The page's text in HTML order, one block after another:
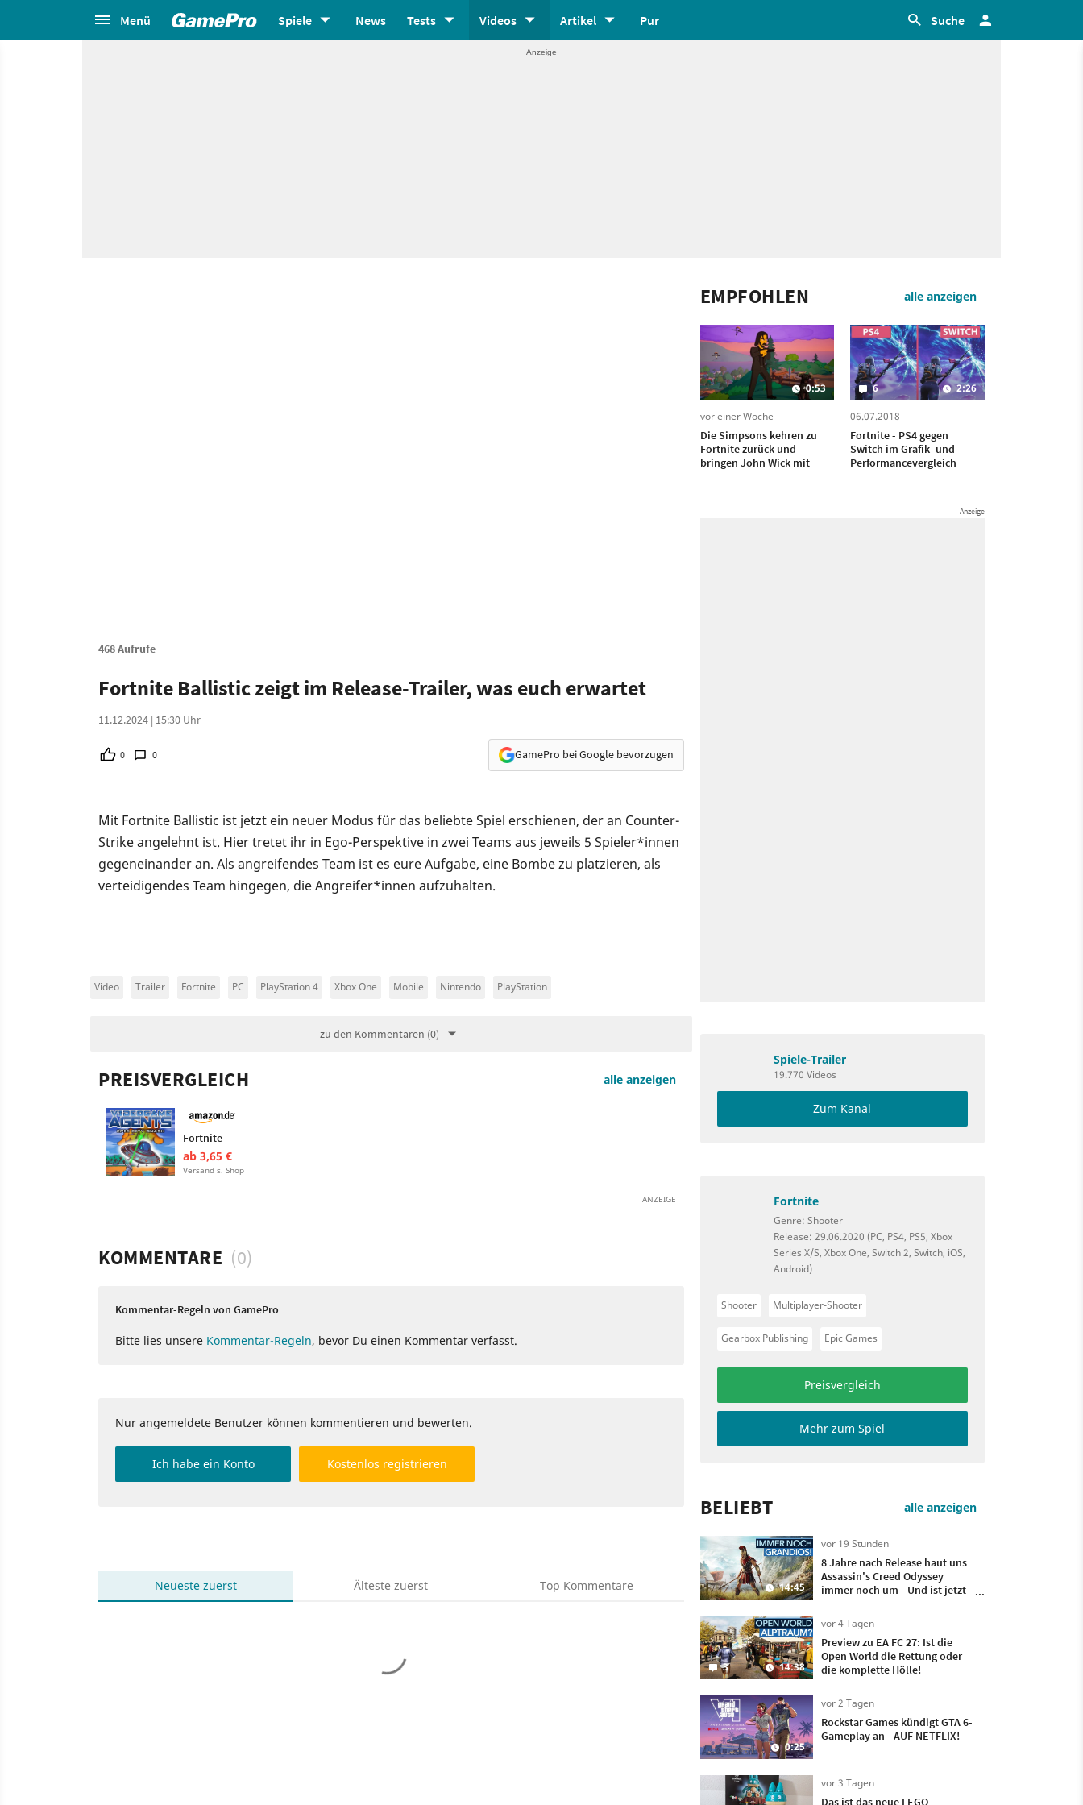
Menü Spiele News Tests Videos Artikel Pur Suche
468 Aufrufe
Fortnite Ballistic zeigt im Release-Trailer, was euch erwartet
11.12.2024 | 15:30 Uhr
0 0 GamePro bei Google bevorzugen
Mit Fortnite Ballistic ist jetzt ein neuer Modus für das beliebte Spiel erschienen, der an Counter-
Strike angelehnt ist. Hier tretet ihr in Ego-Perspektive in zwei Teams aus jeweils 5 Spieler*innen
gegeneinander an. Als angreifendes Team ist es eure Aufgabe, eine Bombe zu platzieren, als
verteidigendes Team hingegen, die Angreifer*innen aufzuhalten.
Video Trailer Fortnite PC PlayStation 4 Xbox One Mobile Nintendo PlayStation
zu den Kommentaren (0)
PREISVERGLEICH alle anzeigen
Fortnite
ab 3,65 €
Versand s. Shop
ANZEIGE
KOMMENTARE (0)
Kommentar-Regeln von GamePro
Bitte lies unsere Kommentar-Regeln, bevor Du einen Kommentar verfasst.
Nur angemeldete Benutzer können kommentieren und bewerten.
Ich habe ein Konto Kostenlos registrieren
Neueste zuerst Älteste zuerst Top Kommentare
EMPFOHLEN alle anzeigen
0:53
vor einer Woche
Die Simpsons kehren zu
Fortnite zurück und
bringen John Wick mit
6 2:26
06.07.2018
Fortnite - PS4 gegen
Switch im Grafik- und
Performancevergleich
Spiele-Trailer
19.770 Videos
Zum Kanal
Fortnite
Genre: Shooter
Release: 29.06.2020 (PC, PS4, PS5, Xbox
Series X/S, Xbox One, Switch 2, Switch, iOS,
Android)
Shooter Multiplayer-Shooter
Gearbox Publishing Epic Games
Preisvergleich
Mehr zum Spiel
BELIEBT alle anzeigen
14:45
vor 19 Stunden
8 Jahre nach Release haut uns
Assassin's Creed Odyssey
immer noch um - Und ist jetzt
3 14:38
vor 4 Tagen
Preview zu EA FC 27: Ist die
Open World die Rettung oder
die komplette Hölle!
0:25
vor 2 Tagen
Rockstar Games kündigt GTA 6-
Gameplay an - AUF NETFLIX!
vor 3 Tagen
Das ist das neue LEGO